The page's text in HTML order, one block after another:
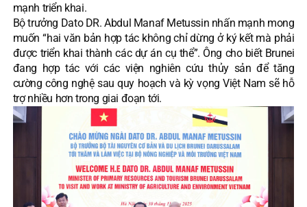
mạnh triển khai.
Bộ trưởng Dato DR. Abdul Manaf Metussin nhấn mạnh mong
muốn “hai văn bản hợp tác không chỉ dừng ở ký kết mà phải
được triển khai thành các dự án cụ thể”. Ông cho biết Brunei
đang hợp tác với các viện nghiên cứu thủy sản để tăng
cường công nghệ sau quy hoạch và kỳ vọng Việt Nam sẽ hỗ
trợ nhiều hơn trong giai đoạn tới.